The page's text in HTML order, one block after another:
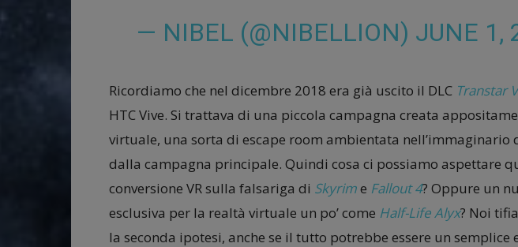
— NIBEL (@NIBELLION) JUNE 1,
Ricordiamo che nel dicembre 2018 era già uscito il DLC Transtar
HTC Vive. Si trattava di una piccola campagna creata
virtuale, una sorta di escape room ambientata nell’immaginario
dalla campagna principale. Quindi cosa ci possiamo aspettare
conversione VR sulla falsariga di Skyrime Fallout 4? Oppure un
esclusiva per la realtà virtuale un po’ come Half-Life Alyx? Noi
la seconda ipotesi, anche se il tutto potrebbe essere un